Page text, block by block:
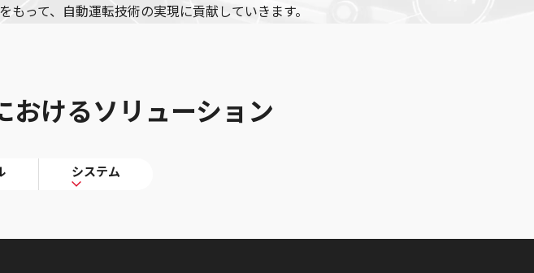
って、自動運転技術の実現に貢献していきます。
おけるソリューション
システム